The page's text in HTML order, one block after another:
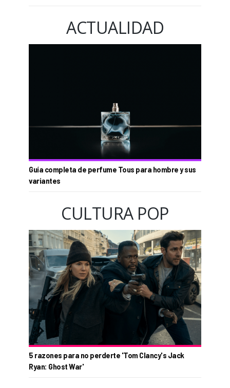
ACTUALIDAD
Guía completa de perfume Tous para hombre y sus
variantes
CULTURA POP
5 razones para no perderte 'Tom Clancy's Jack
Ryan: Ghost War'